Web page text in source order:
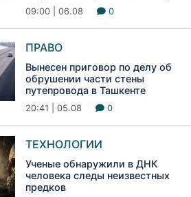
09:00 | 06.08 0
ПРАВО
Вынесен приговор по делу об
обрушении части стены
путепровода в Ташкенте
20:41 | 05.08 0
ТЕХНОЛОГИИ
Ученые обнаружили в ДНК
человека следы неизвестных
предков